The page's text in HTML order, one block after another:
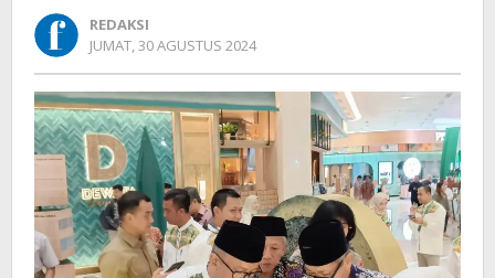
UKM
Penyanyi
Cantik
Tiara
Andini
REDAKSI
JUMAT, 30 AGUSTUS 2024